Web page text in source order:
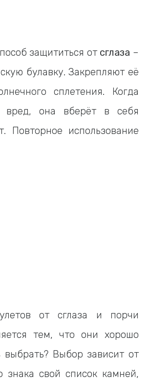
защититься от сглаза –
булавку. Закрепляют её
сплетения. Когда
вред, она вберёт в себя
Повторное использование
от сглаза и порчи
тем, что они хорошо
Выбор зависит от
знака свой список камней,